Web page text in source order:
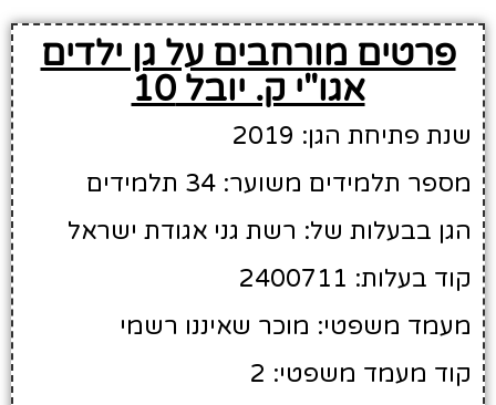
פרטים מורחבים על גן ילדים
אגו"י ק. יובל 10
שנת פתיחת הגן: 2019
מספר תלמידים משוער: 34 תלמידים
הגן בבעלות של: רשת גני אגודת ישראל
קוד בעלות: 2400711
מעמד משפטי: מוכר שאיננו רשמי
קוד מעמד משפטי: 2